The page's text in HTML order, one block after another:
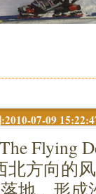
07-09
Flying
北方向的
地，形